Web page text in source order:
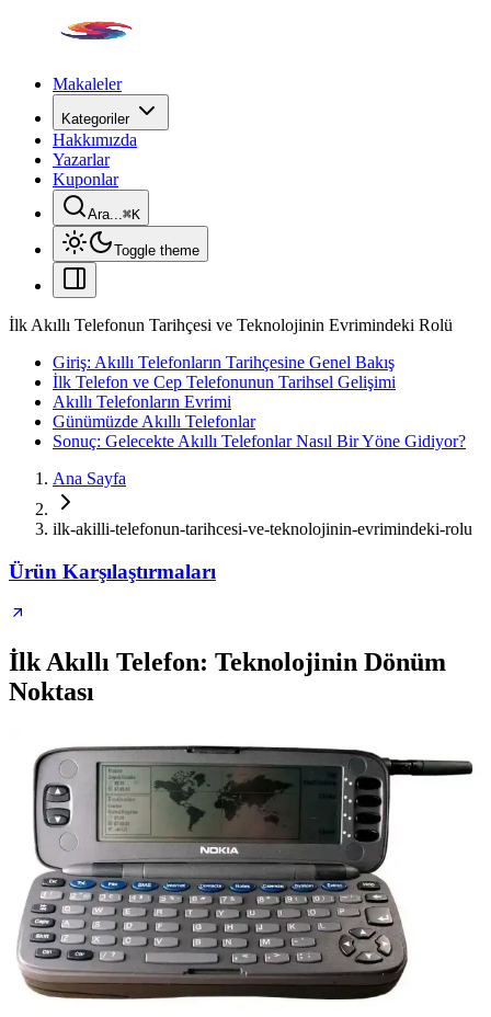
Makaleler
Kategoriler
Hakkımızda
Yazarlar
Kuponlar
Ara...⌘K
Toggle theme
İlk Akıllı Telefonun Tarihçesi ve Teknolojinin Evrimindeki Rolü
Giriş: Akıllı Telefonların Tarihçesine Genel Bakış
İlk Telefon ve Cep Telefonunun Tarihsel Gelişimi
Akıllı Telefonların Evrimi
Günümüzde Akıllı Telefonlar
Sonuç: Gelecekte Akıllı Telefonlar Nasıl Bir Yöne Gidiyor?
Ana Sayfa
ilk-akilli-telefonun-tarihcesi-ve-teknolojinin-evrimindeki-rolu
Ürün Karşılaştırmaları
İlk Akıllı Telefon: Teknolojinin Dönüm
Noktası